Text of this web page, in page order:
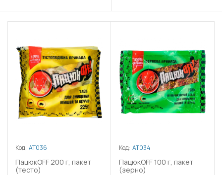
Код: АТ036
ПацюкOFF 200 г, пакет
(тесто)
Код: АТ034
ПацюкOFF 100 г, пакет
(зерно)